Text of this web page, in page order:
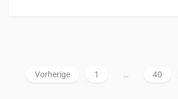
Vorherige 1 … 40